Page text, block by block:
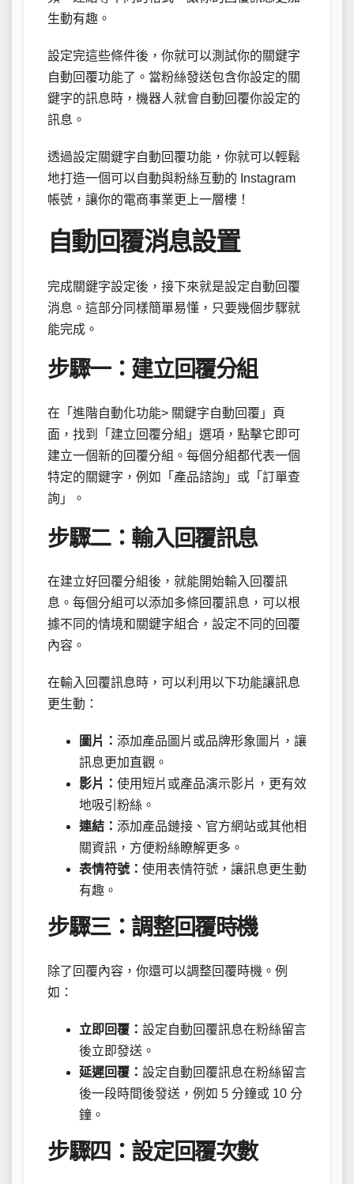
生動有趣。
設定完這些條件後，你就可以測試你的關鍵字
自動回覆功能了。當粉絲發送包含你設定的關
鍵字的訊息時，機器人就會自動回覆你設定的
訊息。
透過設定關鍵字自動回覆功能，你就可以輕鬆
地打造一個可以自動與粉絲互動的 Instagram
帳號，讓你的電商事業更上一層樓！
自動回覆消息設置
完成關鍵字設定後，接下來就是設定自動回覆
消息。這部分同樣簡單易懂，只要幾個步驟就
能完成。
步驟一：建立回覆分組
在「進階自動化功能> 關鍵字自動回覆」頁
面，找到「建立回覆分組」選項，點擊它即可
建立一個新的回覆分組。每個分組都代表一個
特定的關鍵字，例如「產品諮詢」或「訂單查
詢」。
步驟二：輸入回覆訊息
在建立好回覆分組後，就能開始輸入回覆訊
息。每個分組可以添加多條回覆訊息，可以根
據不同的情境和關鍵字組合，設定不同的回覆
內容。
在輸入回覆訊息時，可以利用以下功能讓訊息
更生動：
圖片： 添加產品圖片或品牌形象圖片，讓
訊息更加直觀。
影片： 使用短片或產品演示影片，更有效
地吸引粉絲。
連結： 添加產品鏈接、官方網站或其他相
關資訊，方便粉絲瞭解更多。
表情符號： 使用表情符號，讓訊息更生動
有趣。
步驟三：調整回覆時機
除了回覆內容，你還可以調整回覆時機。例
如：
立即回覆： 設定自動回覆訊息在粉絲留言
後立即發送。
延遲回覆： 設定自動回覆訊息在粉絲留言
後一段時間後發送，例如 5 分鐘或 10 分
鐘。
步驟四：設定回覆次數